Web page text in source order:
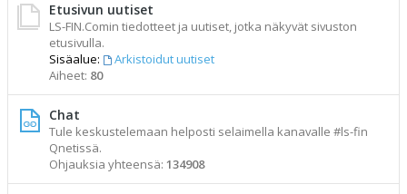
Etusivun uutiset
LS-FIN.Comin tiedotteet ja uutiset, jotka näkyvät sivuston
etusivulla.
Sisäalue:
Arkistoidut uutiset
Aiheet: 80
Chat
Tule keskustelemaan helposti selaimella kanavalle #ls-fin
Qnetissä.
Ohjauksia yhteensä: 134908